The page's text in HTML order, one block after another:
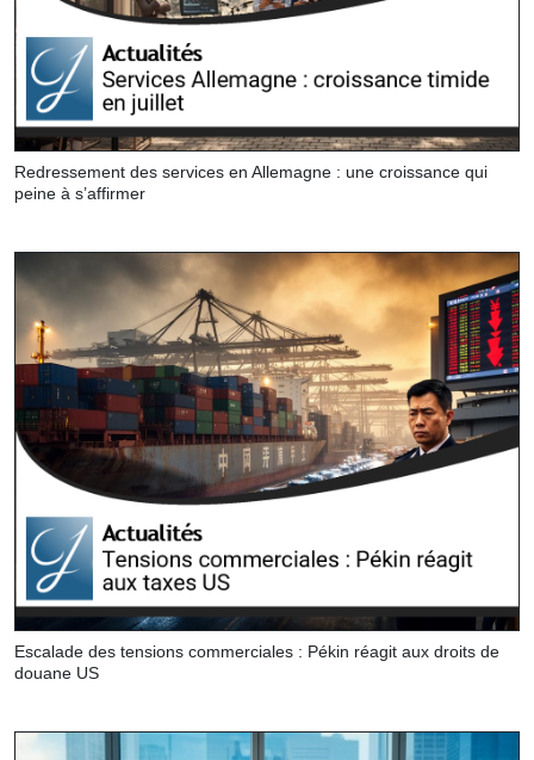
Redressement des services en Allemagne : une croissance qui
peine à s’affirmer
Escalade des tensions commerciales : Pékin réagit aux droits de
douane US